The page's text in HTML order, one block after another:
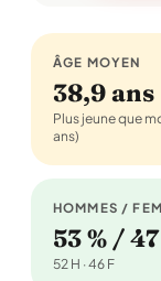
ÂGE MOYEN
38,9 ans
Plus jeune que
ans)
HOMMES /
53 % /
52 H · 46 F